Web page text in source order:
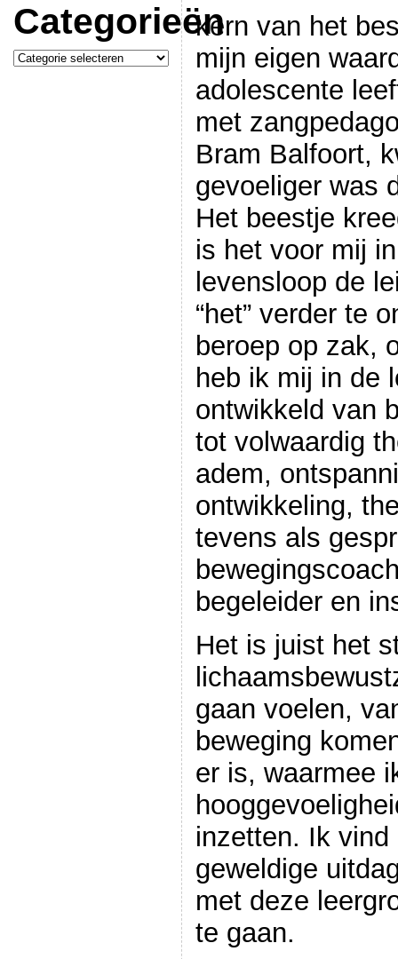
Categorieën
Categorieën
kern van het
mijn eigen
adolescente
met
Bram Balfoort,
gevoeliger was
Het beestje
is het voor mij
levensloop de
“het” verder te
beroep op zak,
heb ik mij in de
ontwikkeld van
tot volwaardig
adem,
ontwikkeling,
tevens als
begeleider en
Het is juist het
gaan voelen,
beweging
er is, waarmee
inzetten. Ik
geweldige
met deze
te gaan.